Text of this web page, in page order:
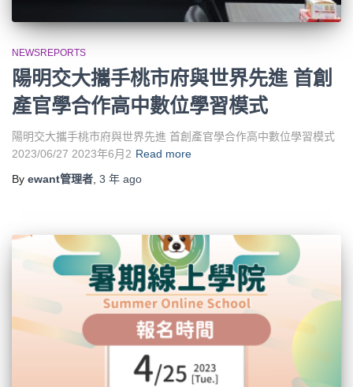
NEWSREPORTS
陽明交大攜手桃市府與世界先進 首創
產官學合作高中數位學習模式
陽明交大攜手桃市府與世界先進 首創產官學合作高中數位學習模式
2023/06/27 2023年6月2 Read more
By ewant管理者, 3 年 ago